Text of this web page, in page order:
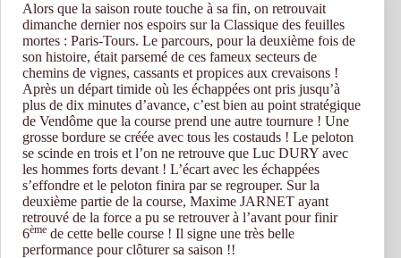
Alors que la saison route touche à sa fin, on retrouvait
dimanche dernier nos espoirs sur la Classique des feuilles
mortes : Paris-Tours. Le parcours, pour la deuxième fois de
son histoire, était parsemé de ces fameux secteurs de
chemins de vignes, cassants et propices aux crevaisons !
Après un départ timide où les échappées ont pris jusqu’à
plus de dix minutes d’avance, c’est bien au point stratégique
de Vendôme que la course prend une autre tournure ! Une
grosse bordure se créée avec tous les costauds ! Le peloton
se scinde en trois et l’on ne retrouve que Luc DURY avec
les hommes forts devant ! L’écart avec les échappées
s’effondre et le peloton finira par se regrouper. Sur la
deuxième partie de la course, Maxime JARNET ayant
retrouvé de la force a pu se retrouver à l’avant pour finir
6ème de cette belle course ! Il signe une très belle
performance pour clôturer sa saison !!